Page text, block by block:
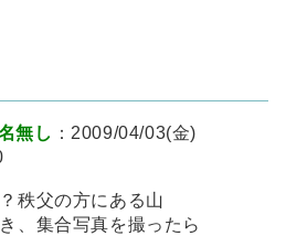
無し ：2009/04/03(金)
秩父の方にある山
、集合写真を撮ったら